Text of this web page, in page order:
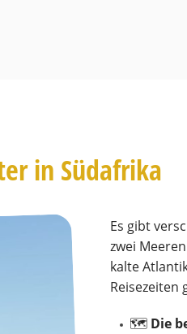
in Südafrika
Es gibt
zwei
kalte
Reisezeiten
🗺️ Die